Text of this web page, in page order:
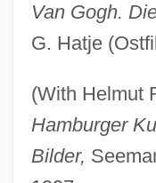
Van Gogh.
G. Hatje
(With Helmut
Hamburger
Bilder,